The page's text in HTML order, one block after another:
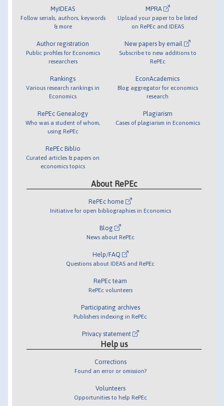
MyIDEAS
Follow serials, authors, keywords
& more
Author registration
Public profiles for Economics
researchers
Rankings
Various research rankings in
Economics
RePEc Genealogy
Who was a student of whom,
using RePEc
RePEc Biblio
Curated articles & papers on
economics topics
MPRA
Upload your paper to be listed
on RePEc and IDEAS
New papers by email
Subscribe to new additions to
RePEc
EconAcademics
Blog aggregator for economics
research
Plagiarism
Cases of plagiarism in Economics
About RePEc
RePEc home
Initiative for open bibliographies in Economics
Blog
News about RePEc
Help/FAQ
Questions about IDEAS and RePEc
RePEc team
RePEc volunteers
Participating archives
Publishers indexing in RePEc
Privacy statement
Help us
Corrections
Found an error or omission?
Volunteers
Opportunities to help RePEc